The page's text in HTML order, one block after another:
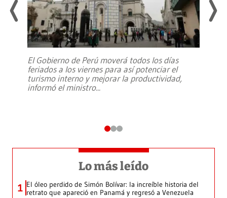
El Gobierno de Perú moverá todos los días
feriados a los viernes para así potenciar el
turismo interno y mejorar la productividad,
informó el ministro...
Lo más leído
1 El óleo perdido de Simón Bolívar: la increíble historia del
retrato que apareció en Panamá y regresó a Venezuela